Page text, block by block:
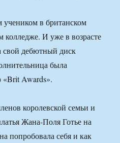
в британском
колледже. И уже в возрасте
свой дебютный диск
была
Awards».
королевской семьи и
Жана-Поля Готье на
попробовала себя и как